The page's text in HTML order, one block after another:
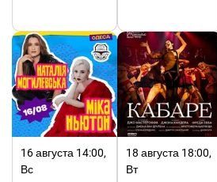
16 августа 14:00,
Вс
18 августа 18:00,
Вт